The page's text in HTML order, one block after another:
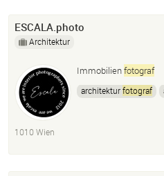
ESCALA.photo
Architektur
Immobilienfotograf
architekturfotograf
fotograf
1010 Wien